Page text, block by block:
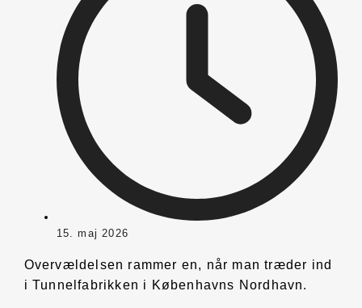
15. maj 2026
Overvældelsen rammer en, når man træder ind
i Tunnelfabrikken i Københavns Nordhavn.